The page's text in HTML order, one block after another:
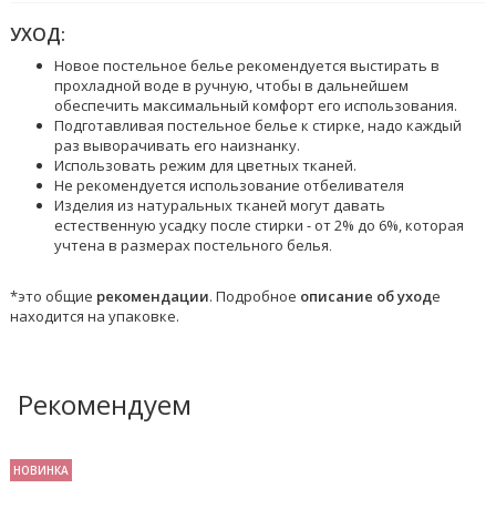
УХОД:
Новое постельное белье рекомендуется выстирать в
прохладной воде в ручную, чтобы в дальнейшем
обеспечить максимальный комфорт его использования.
Подготавливая постельное белье к стирке, надо каждый
раз выворачивать его наизнанку.
Использовать режим для цветных тканей.
Не рекомендуется использование отбеливателя
Изделия из натуральных тканей могут давать
естественную усадку после стирки - от 2% до 6%, которая
учтена в размерах постельного белья
*это общие рекомендации. Подробное описание об уходе
находится на упаковке.
Рекомендуем
НОВИНКА